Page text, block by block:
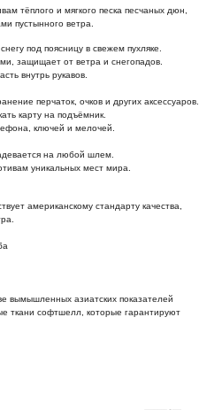
тёплого и мягкого песка песчаных дюн,
пустынного ветра.
под поясницу в свежем пухляке.
защищает от ветра и снегопадов.
внутрь рукавов.
перчаток, очков и других аксессуаров.
карту на подъёмник.
ключей и мелочей.
на любой шлем.
уникальных мест мира.
американскому стандарту качества,
вымышленных азиатских показателей
ткани софтшелл, которые гарантируют